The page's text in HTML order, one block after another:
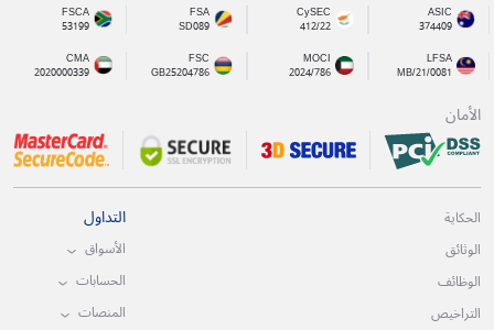
ASIC
374409
CySEC
412/22
FSA
SD089
FSCA
53199
LFSA
MB/21/0081
MOCI
2024/786
FSC
GB25204786
CMA
2020000339
الأمان
الحكاية
الوثائق
الوظائف
التراخيص
التداول
الأسواق
الحسابات
المنصات